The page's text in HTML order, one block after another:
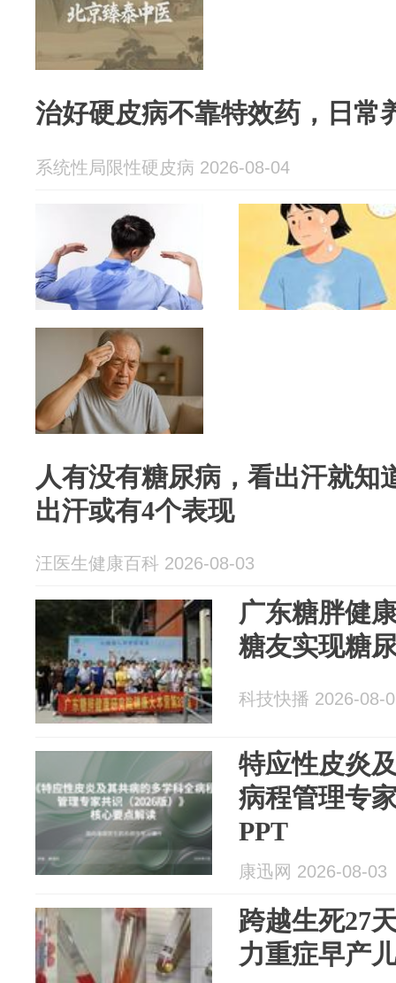
治好硬皮病不靠特效药，日常
系统性局限性硬皮病 2026-08-04
人有没有糖尿病，看出汗就知
出汗或有4个表现
汪医生健康百科 2026-08-03
广东糖胖健
糖友实现糖
科技快播 2026-08-
特应性皮炎
病程管理专
PPT
康迅网 2026-08-03
跨越生死27
力重症早产